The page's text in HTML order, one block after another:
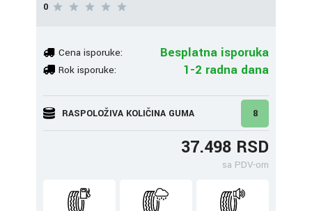
0
Cena isporuke: Besplatna isporuka
Rok isporuke: 1-2 radna dana
RASPOLOŽIVA KOLIČINA GUMA 8
37.498 RSD
sa PDV-om